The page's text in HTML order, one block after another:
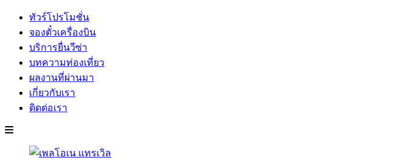
ทัวร์โปรโมชั่น
จองตั๋วเครื่องบิน
บริการยื่นวีซ่า
บทความท่องเที่ยว
ผลงานที่ผ่านมา
เกี่ยวกับเรา
ติดต่อเรา